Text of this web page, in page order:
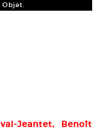
Jeantet, Benoît